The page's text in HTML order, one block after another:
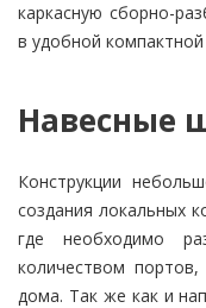
каркасную сборно-
в удобной компактной
Навесные
Конструкции
создания локальных
где необходимо
количеством
дома. Так же как и